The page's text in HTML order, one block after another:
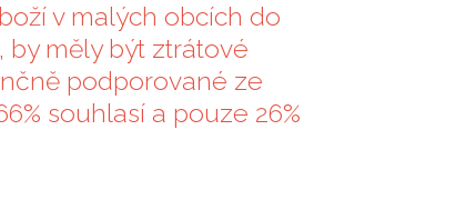
v malých obcích do
by měly být ztrátové
podporované ze
souhlasí a pouze 26%